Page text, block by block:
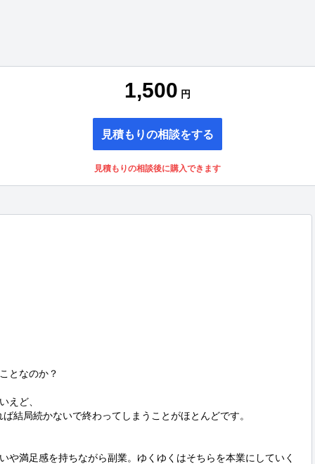
1,500 円
見積もりの相談をする
見積もりの相談後に購入できます
となのか？
えど、
ば結局続かないで終わってしまうことがほとんどです。
や満足感を持ちながら副業。ゆくゆくはそちらを本業にしていく